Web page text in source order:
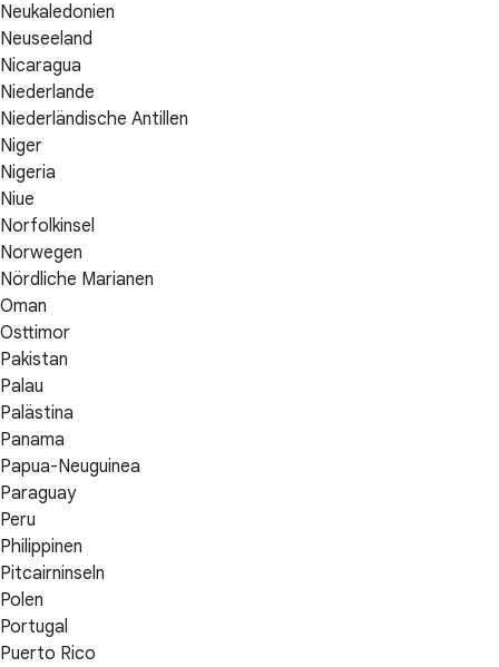
Neukaledonien
Neuseeland
Nicaragua
Niederlande
Niederländische Antillen
Niger
Nigeria
Niue
Norfolkinsel
Norwegen
Nördliche Marianen
Oman
Osttimor
Pakistan
Palau
Palästina
Panama
Papua-Neuguinea
Paraguay
Peru
Philippinen
Pitcairninseln
Polen
Portugal
Puerto Rico